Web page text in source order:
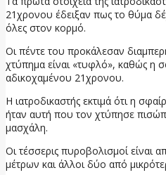
21χρονου έδειξαν πως το θύμα
όλες στον κορμό.
Οι πέντε του προκάλεσαν
χτύπημα είναι «τυφλό», καθώς η
αδικοχαμένου 21χρονου.
Η ιατροδικαστής εκτιμά ότι η
ήταν αυτή που τον χτύπησε
μασχάλη.
Οι τέσσερις πυροβολισμοί είναι
μέτρων και άλλοι δύο από